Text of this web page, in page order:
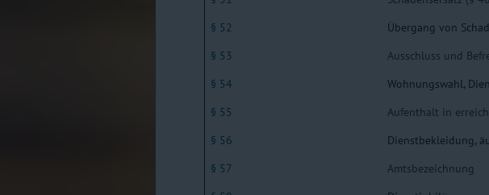
§ 52
Übergang von
§ 53
Ausschluss und
§ 54
Wohnungswahl,
§ 55
Aufenthalt in
§ 56
Dienstbekleidung,
§ 57
Amtsbezeichnung